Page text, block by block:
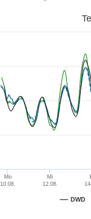
DWD
Mo
10.08.
Mi
12.08.
24
23
31
24
20
24
30
29
24
24
30